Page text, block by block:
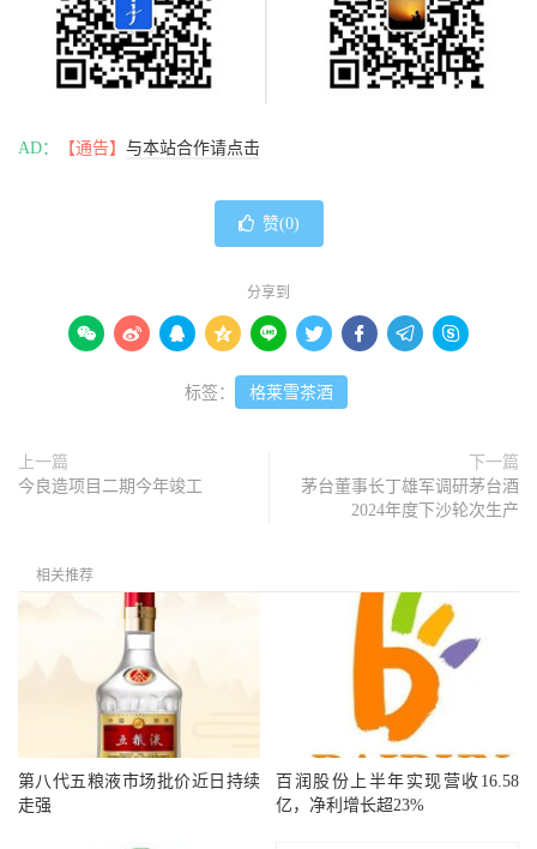
AD： 【通告】 与本站合作请点击
赞(0)
分享到
        
标签： 格莱雪茶酒
上一篇
今良造项目二期今年竣工
下一篇
茅台董事长丁雄军调研茅台酒
2024年度下沙轮次生产
相关推荐
第八代五粮液市场批价近日持续
走强
百润股份上半年实现营收16.58
亿，净利增长超23%